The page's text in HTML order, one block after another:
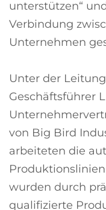
unterstützen“
Verbindung
Unternehmen
Unter der
Geschäftsführer
von Big Bird
arbeiteten die
wurden durch
qualifizierte